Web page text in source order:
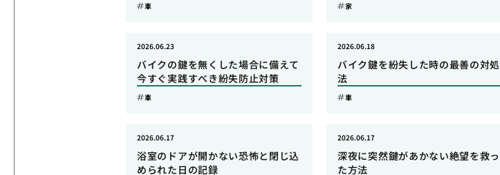
車 家
バイクの鍵を無くした場合に備えて
今すぐ実践すべき紛失防止対策
2026.06.23
車
バイク鍵を紛失した時の最善の対処
法
2026.06.18
車
浴室のドアが開かない恐怖と閉じ込
められた日の記録
2026.06.17
深夜に突然鍵があかない絶望を救っ
た方法
2026.06.17